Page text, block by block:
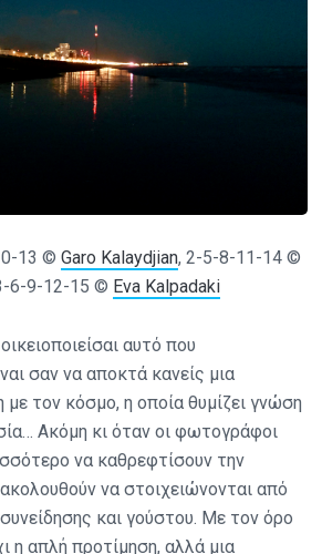
13 ©Garo Kalaydjian, 2-5-8-11-14 ©
6-9-12-15 © Eva Kalpadaki
αυτό που
σαν να αποκτά κανείς μια
με τον κόσμο, η οποία θυμίζει γνώση
Ακόμη κι όταν οι φωτογράφοι
να καθρεφτίσουν την
να στοιχειώνονται από
και γούστου. Με τον όρο
η απλή προτίμηση, αλλά μια